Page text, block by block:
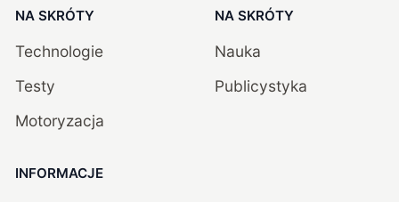
NA SKRÓTY
Technologie
Testy
Motoryzacja
NA SKRÓTY
Nauka
Publicystyka
INFORMACJE